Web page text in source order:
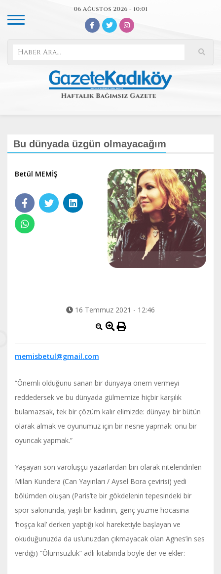
06 Ağustos 2026 - 10:01
Bu dünyada üzgün olmayacağım
Betül MEMİŞ
16 Temmuz 2021 - 12:46
memisbetul@gmail.com
“Önemli olduğunu sanan bir dünyaya önem vermeyi
reddedersek ve bu dünyada gülmemize hiçbir karşılık
bulamazsak, tek bir çözüm kalır elimizde: dünyayı bir bütün
olarak almak ve oyunumuz için bir nesne yapmak: onu bir
oyuncak yapmak.”
Yaşayan son varoluşçu yazarlardan biri olarak nitelendirilen
Milan Kundera (Can Yayınları / Aysel Bora çevirisi) yedi
bölümden oluşan (Paris’te bir gökdelenin tepesindeki bir
spor salonunda, yaşlı bir kadının, genç yüzme hocasına
‘hoşça kal’ derken yaptığı kol hareketiyle başlayan ve
okuduğunuzda da us’unuzdan çıkmayacak olan Agnes’in ses
verdiği) “Ölümsüzlük” adlı kitabında böyle der ve ekler: